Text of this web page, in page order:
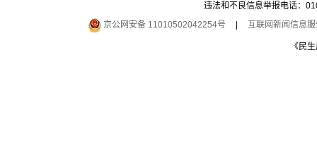
违法和不良信息举报电话：
京公网安备 11010502042254号
互联网新闻信息
《民